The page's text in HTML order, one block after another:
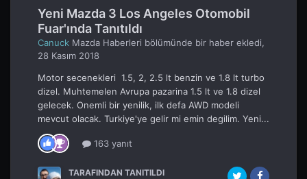
Yeni Mazda 3 Los Angeles Otomobil
Fuar'ında Tanıtıldı
Canuck Mazda Haberleri bölümünde bir haber ekledi,
28 Kasım 2018
Motor secenekleri 1.5, 2, 2.5 lt benzin ve 1.8 lt turbo
dizel. Muhtemelen Avrupa pazarina 1.5 lt ve 1.8 dizel
gelecek. Onemli bir yenilik, ilk defa AWD modeli
mevcut olacak. Turkiye'ye gelir mi emin degilim. Yeni...
163 yanıt
TARAFINDAN TANITILDI